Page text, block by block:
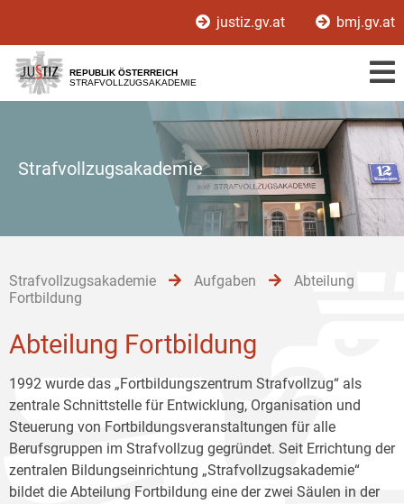
[1]
[2]
[3]
justiz.gv.at bmj.gv.at
REPUBLIK ÖSTERREICH
STRAFVOLLZUGSAKADEMIE
Strafvollzugsakademie
Strafvollzugsakademie Aufgaben
Abteilung
Fortbildung
Abteilung Fortbildung
1992 wurde das „Fortbildungszentrum Strafvollzug“ als
zentrale Schnittstelle für Entwicklung, Organisation und
Steuerung von Fortbildungsveranstaltungen für alle
Berufsgruppen im Strafvollzug gegründet. Seit Errichtung der
zentralen Bildungseinrichtung „Strafvollzugsakademie“
bildet die Abteilung Fortbildung eine der zwei Säulen in der